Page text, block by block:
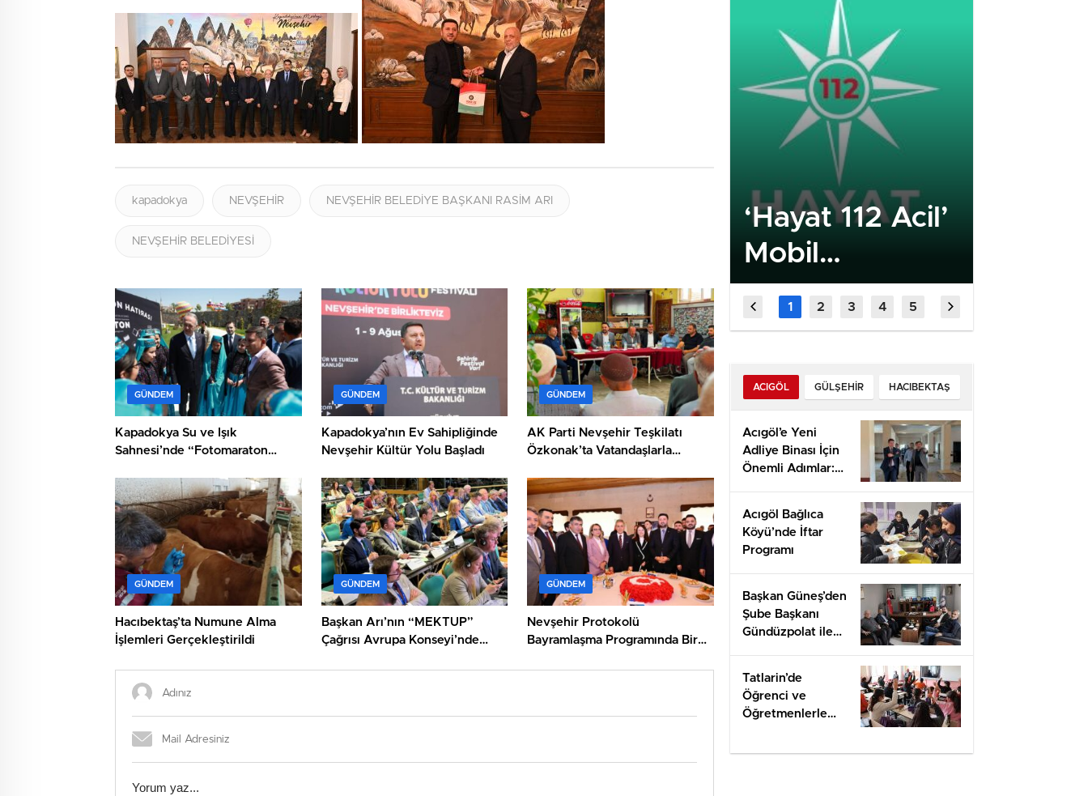
kapadokya NEVŞEHİR NEVŞEHİR BELEDİYE BAŞKANI RASİM ARI
NEVŞEHİR BELEDİYESİ
GÜNDEM
Kapadokya Su ve Işık
Sahnesi’nde “Fotomaraton
GÜNDEM
Kapadokya’nın Ev Sahipliğinde
Nevşehir Kültür Yolu Başladı
GÜNDEM
AK Parti Nevşehir Teşkilatı
Özkonak’ta Vatandaşlarla
GÜNDEM
Hacıbektaş’ta Numune Alma
İşlemleri Gerçekleştirildi
GÜNDEM
Başkan Arı’nın “MEKTUP”
Çağrısı Avrupa Konseyi’nde
GÜNDEM
Nevşehir Protokolü
Bayramlaşma Programında Bir
‘Hayat 112 Acil’
Mobil
Uygulaması
Kamu Spotu
ACIGÖL GÜLŞEHIR HACIBEKTAŞ
Acıgöl’e Yeni
Adliye Binası İçin
Önemli Adımlar:
Değerlendirmesi
Acıgöl Bağlıca
Köyü’nde İftar
Programı
Başkan Güneş’den
Şube Başkanı
Gündüzpolat ile
Tatlarin’de
Öğrenci ve
Öğretmenlerle